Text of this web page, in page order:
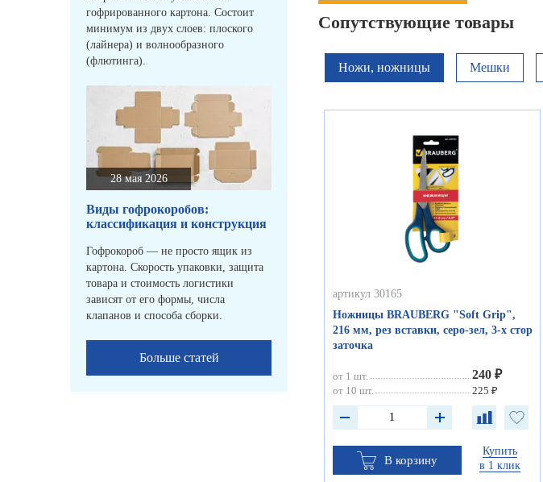
гофрированного картона. Состоит
минимум из двух слоев: плоского
(лайнера) и волнообразного
(флютинга).
28 мая 2026
Виды гофрокоробов:
классификация и конструкция
Гофрокороб — не просто ящик из
картона. Скорость упаковки, защита
товара и стоимость логистики
зависят от его формы, числа
клапанов и способа сборки.
Больше статей
Сопутствующие товары
Ножи, ножницы Мешки
артикул 30165
Ножницы BRAUBERG "Soft Grip",
216 мм, рез вставки, серо-зел, 3-х стор
заточка
от 1 шт. 240 ₽
от 10 шт. 225 ₽
В корзину
Купить
в 1 клик